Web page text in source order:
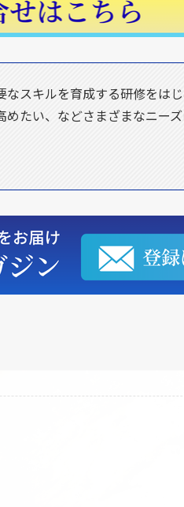
スキルを育成する研修をは
たい、などさまざまなニー